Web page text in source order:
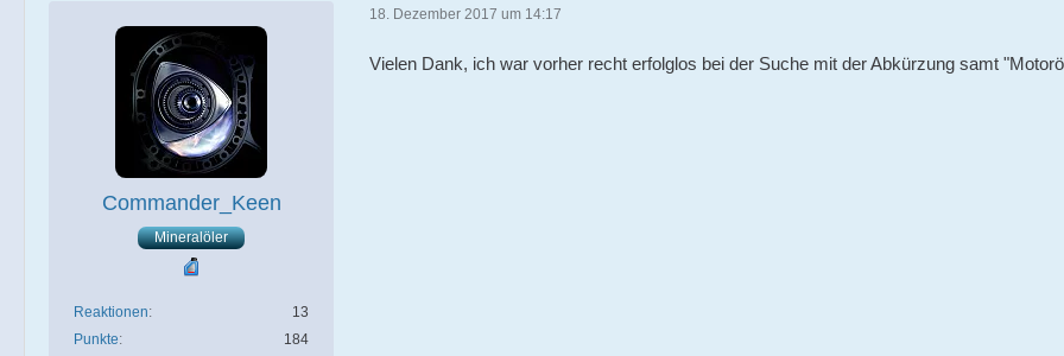
Commander_Keen
Mineralöler
Reaktionen
13
Punkte
184
18. Dezember 2017 um 14:17
Vielen Dank, ich war vorher recht erfolglos bei der Suche mit der Abkürzung samt